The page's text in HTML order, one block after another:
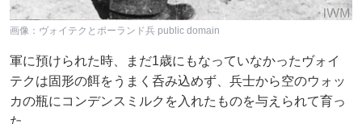
画像：ヴォイテクとポーランド兵 public domain
軍に預けられた時、まだ1歳にもなっていなかったヴォイ
テクは固形の餌をうまく呑み込めず、兵士から空のウォッ
カの瓶にコンデンスミルクを入れたものを与えられて育っ
た。